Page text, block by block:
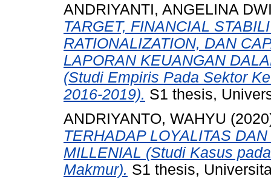
ANDRIYANTI, ANGELINA
TARGET, FINANCIAL
RATIONALIZATION, DAN
LAPORAN KEUANGAN
(Studi Empiris Pada Sektor
2016-2019). S1 thesis,
ANDRIYANTO, WAHYU
TERHADAP LOYALITAS
MILLENIAL (Studi Kasus
Makmur). S1 thesis,